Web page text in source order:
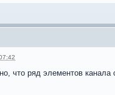
что ряд элементов